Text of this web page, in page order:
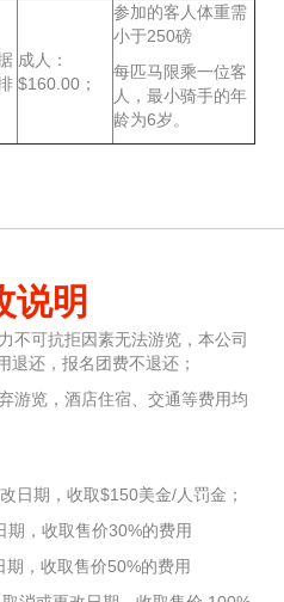
成人：
$160.00；
参加的客人体重需
小于250磅
每匹马限乘一位客
人，最小骑手的年
龄为6岁。
说明
不可抗拒因素无法游览，本公司
退还，报名团费不退还；
游览，酒店住宿、交通等费用均
日期，收取$150美金/人罚金；
，收取售价30%的费用
，收取售价50%的费用